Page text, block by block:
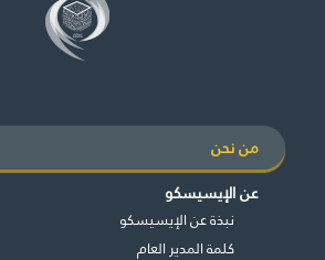
مكتبة الإيسيسكو الرقمية
آخر الأخبار
الأحداث
وسائل التواصل الاجتماعي للإيسيسكو
من نحن
عن الإيسيسكو
نبذة عن الإيسيسكو
كلمة المدير العام